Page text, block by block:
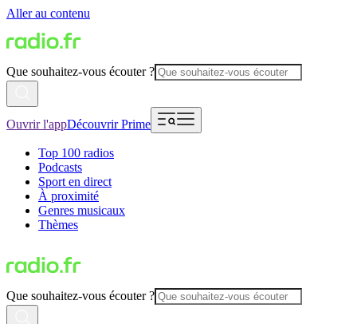
Aller au contenu
Que souhaitez-vous écouter ?
Ouvrir l'appDécouvrir Prime
Top 100 radios
Podcasts
Sport en direct
À proximité
Genres musicaux
Thèmes
Que souhaitez-vous écouter ?